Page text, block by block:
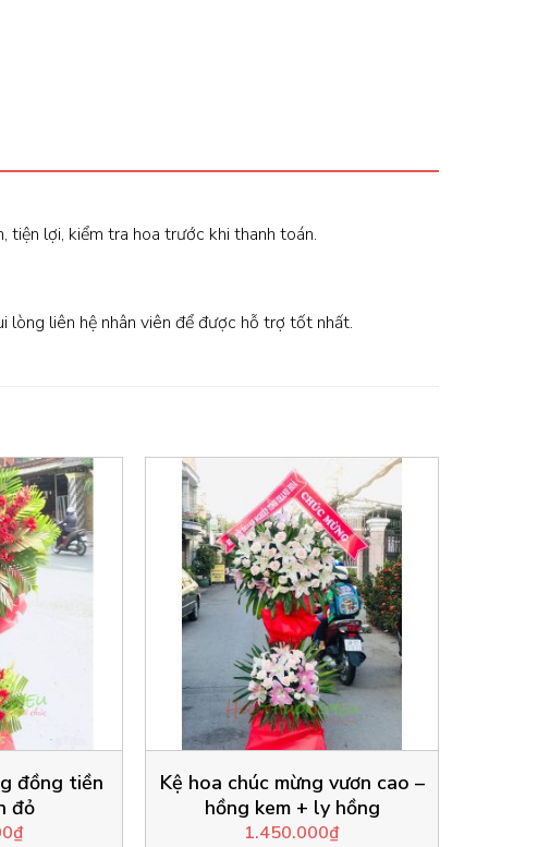
tiện lợi, kiểm tra hoa trước khi thanh toán.
lòng liên hệ nhân viên để được hỗ trợ tốt nhất.
đồng tiền
đỏ
₫
Kệ hoa chúc mừng vươn cao –
hồng kem + ly hồng
1.450.000₫